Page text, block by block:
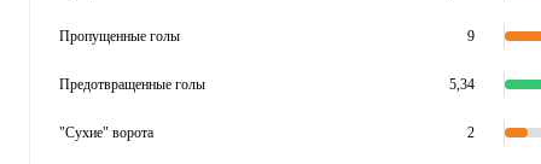
Пропущенные голы 9
Предотвращенные голы 5,34
"Сухие" ворота 2